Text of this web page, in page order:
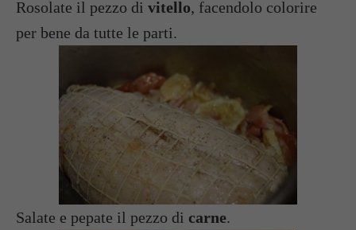
Rosolate il pezzo di vitello, facendolo colorire
per bene da tutte le parti.
Salate e pepate il pezzo di carne.